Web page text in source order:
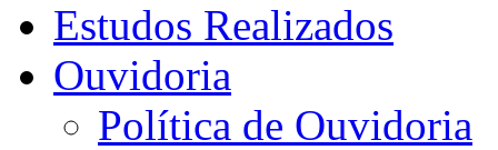
Estudos Realizados
Ouvidoria
Política de Ouvidoria